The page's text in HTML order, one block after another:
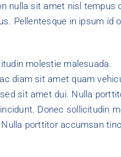
nulla sit amet nisl tempus
Pellentesque in ipsum id
molestie malesuada.
diam sit amet quam
sit amet dui. Nulla
Donec sollicitudin
porttitor accumsan